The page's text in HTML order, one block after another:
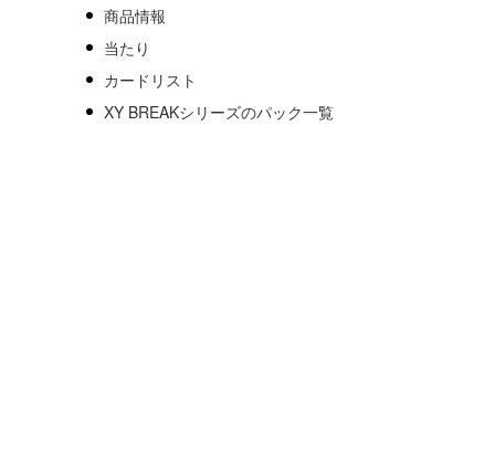
商品情報
当たり
カードリスト
XY BREAKシリーズのパック一覧